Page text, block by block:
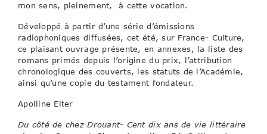
mon sens, pleinement, à cette vocation.
Développé à partir d’une série d’émissions
radiophoniques diffusées, cet été, sur France- Culture,
ce plaisant ouvrage présente, en annexes, la liste des
romans primés depuis l’origine du prix, l’attribution
chronologique des couverts, les statuts de l’Académie,
ainsi qu’une copie du testament fondateur.
Apolline Elter
Du côté de chez Drouant- Cent dix ans de vie littéraire